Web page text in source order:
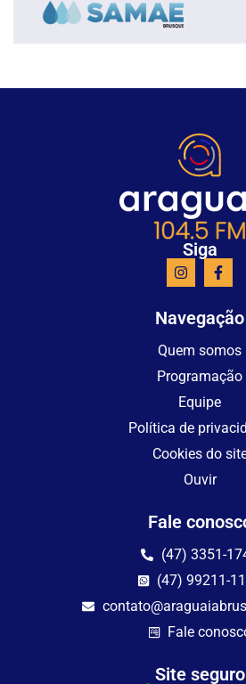
Siga
Navegação
Quem somos
Programação
Equipe
Política de
Cookies do
Ouvir
Fale
(47) 3351-
(47) 99211-
Fale
Site seguro